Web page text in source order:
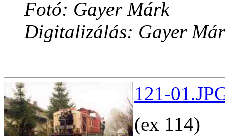
Fotó: Gayer Márk
Digitalizálás: Gayer
121-
(ex 114)